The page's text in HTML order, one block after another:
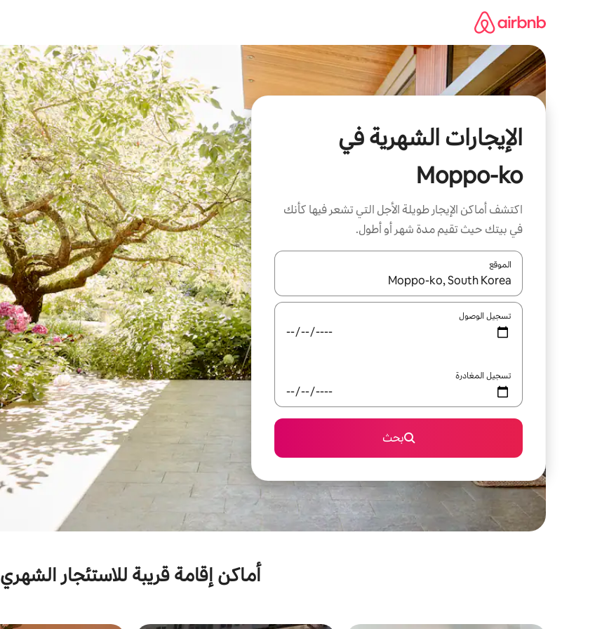
الإيجارات الشهرية في
Moppo-ko
اكتشف أماكن الإيجار طويلة الأجل التي تشعر فيها كأنك
في بيتك حيث تقيم مدة شهر أو أطول.
الموقع
عند توفر النتائج، انتقل باستخدام السهمين لأعلى ولأسفل أو استكشف عن طريق اللمس أو السحب.
تسجيل الوصول
تسجيل المغادرة
بحث
أماكن إقامة قريبة للاستئجار الشهري